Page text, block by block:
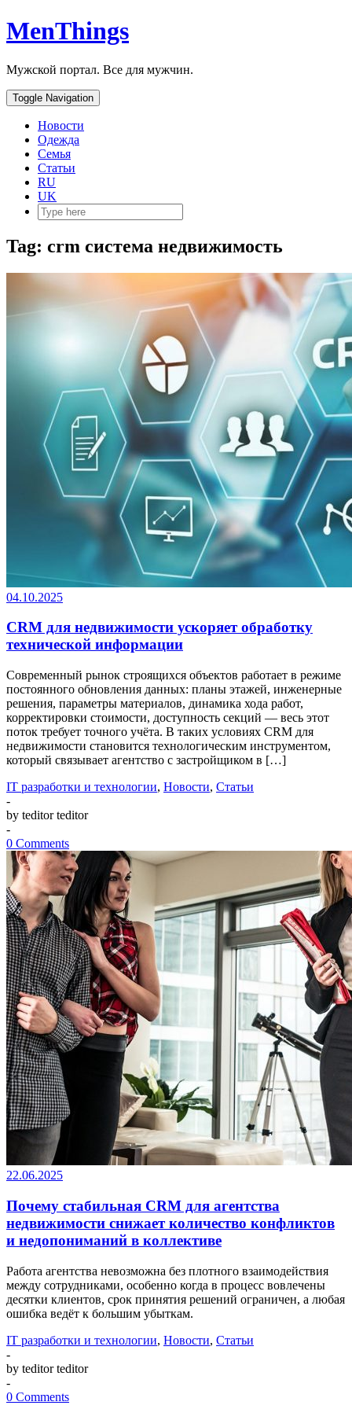
MenThings
Мужской портал. Все для мужчин.
Toggle Navigation
Новости
Одежда
Семья
Статьи
RU
UK
Tag: crm система недвижимость
04.10.2025
CRM для недвижимости ускоряет обработку
технической информации
Современный рынок строящихся объектов работает в режиме
постоянного обновления данных: планы этажей, инженерные
решения, параметры материалов, динамика хода работ,
корректировки стоимости, доступность секций — весь этот
поток требует точного учёта. В таких условиях CRM для
недвижимости становится технологическим инструментом,
который связывает агентство с застройщиком в […]
IT разработки и технологии, Новости, Статьи
-
by teditor teditor
-
0 Comments
22.06.2025
Почему стабильная CRM для агентства
недвижимости снижает количество конфликтов
и недопониманий в коллективе
Работа агентства невозможна без плотного взаимодействия
между сотрудниками, особенно когда в процесс вовлечены
десятки клиентов, срок принятия решений ограничен, а любая
ошибка ведёт к большим убыткам.
IT разработки и технологии, Новости, Статьи
-
by teditor teditor
-
0 Comments